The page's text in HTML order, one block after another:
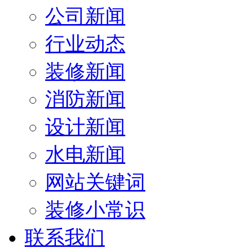
公司新闻
行业动态
装修新闻
消防新闻
设计新闻
水电新闻
网站关键词
装修小常识
联系我们